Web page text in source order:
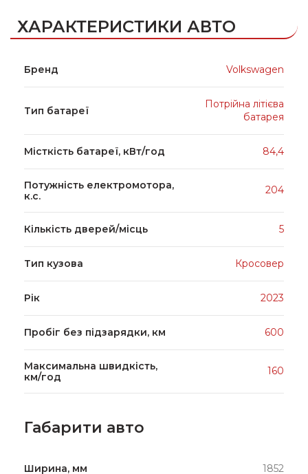
ХАРАКТЕРИСТИКИ АВТО
Бренд Volkswagen
Тип батареї
Потрійна літієва
батарея
Місткість батареї, кВт/год 84,4
Потужність електромотора,
к.с.
204
Кількість дверей/місць 5
Тип кузова Кросовер
Рік 2023
Пробіг без підзарядки, км 600
Максимальна швидкість,
км/год
160
Габарити авто
Ширина, мм 1852